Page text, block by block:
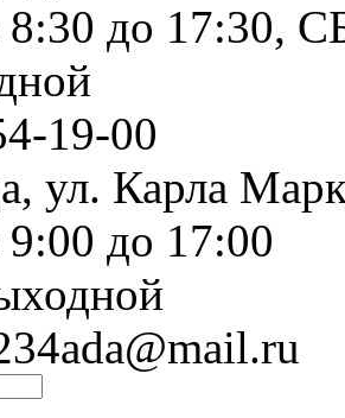
до 17:30,
19-00
ул. Карла
до 17:00